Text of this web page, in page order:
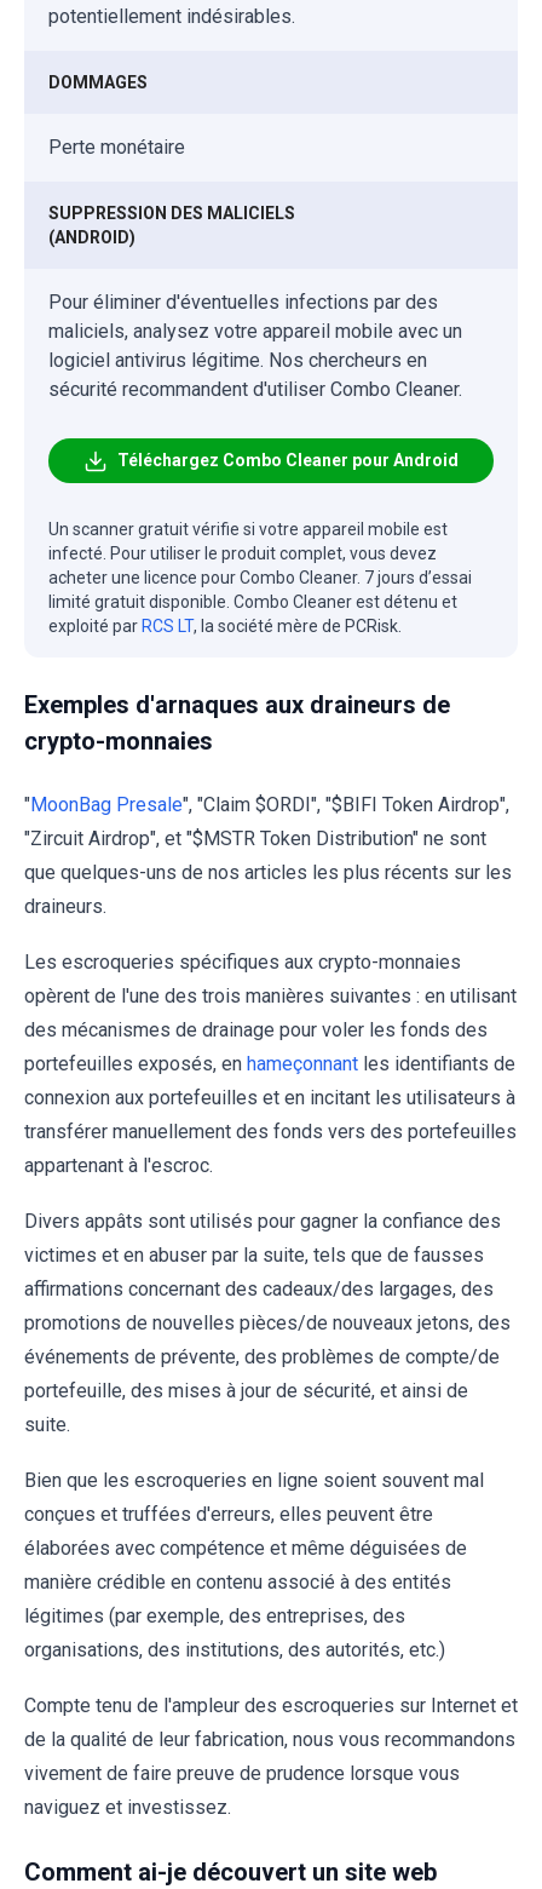
potentiellement indésirables.
DOMMAGES
Perte monétaire
SUPPRESSION DES MALICIELS
(ANDROID)
Pour éliminer d'éventuelles infections par des
maliciels, analysez votre appareil mobile avec un
logiciel antivirus légitime. Nos chercheurs en
sécurité recommandent d'utiliser Combo Cleaner.
Téléchargez Combo Cleaner pour Android
Un scanner gratuit vérifie si votre appareil mobile est
infecté. Pour utiliser le produit complet, vous devez
acheter une licence pour Combo Cleaner. 7 jours d’essai
limité gratuit disponible. Combo Cleaner est détenu et
exploité par RCS LT, la société mère de PCRisk.
Exemples d'arnaques aux draineurs de
crypto-monnaies
"MoonBag Presale", "Claim $ORDI", "$BIFI Token Airdrop",
"Zircuit Airdrop", et "$MSTR Token Distribution" ne sont
que quelques-uns de nos articles les plus récents sur les
draineurs.
Les escroqueries spécifiques aux crypto-monnaies
opèrent de l'une des trois manières suivantes : en utilisant
des mécanismes de drainage pour voler les fonds des
portefeuilles exposés, en hameçonnant les identifiants de
connexion aux portefeuilles et en incitant les utilisateurs à
transférer manuellement des fonds vers des portefeuilles
appartenant à l'escroc.
Divers appâts sont utilisés pour gagner la confiance des
victimes et en abuser par la suite, tels que de fausses
affirmations concernant des cadeaux/des largages, des
promotions de nouvelles pièces/de nouveaux jetons, des
événements de prévente, des problèmes de compte/de
portefeuille, des mises à jour de sécurité, et ainsi de
suite.
Bien que les escroqueries en ligne soient souvent mal
conçues et truffées d'erreurs, elles peuvent être
élaborées avec compétence et même déguisées de
manière crédible en contenu associé à des entités
légitimes (par exemple, des entreprises, des
organisations, des institutions, des autorités, etc.)
Compte tenu de l'ampleur des escroqueries sur Internet et
de la qualité de leur fabrication, nous vous recommandons
vivement de faire preuve de prudence lorsque vous
naviguez et investissez.
Comment ai-je découvert un site web